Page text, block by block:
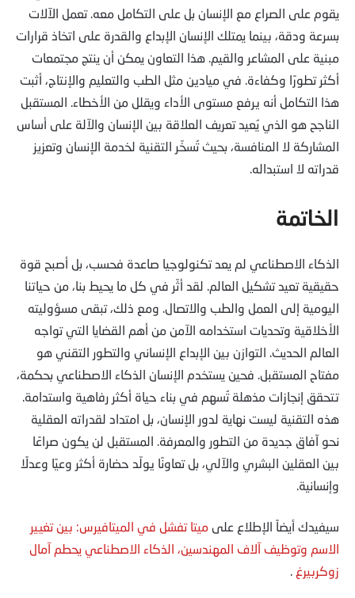
يقوم على الصراع مع الإنسان بل على التكامل معه. تعمل الآلات
بسرعة ودقة، بينما يمتلك الإنسان الإبداع والقدرة على اتخاذ قرارات
مبنية على المشاعر والقيم. هذا التعاون يمكن أن ينتج مجتمعات
أكثر تطورًا وكفاءة. في ميادين مثل الطب والتعليم والإنتاج، أثبت
هذا التكامل أنه يرفع مستوى الأداء ويقلل من الأخطاء. المستقبل
الناجح هو الذي يُعيد تعريف العلاقة بين الإنسان والآلة على أساس
المشاركة لا المنافسة، بحيث تُسخّر التقنية لخدمة الإنسان وتعزيز
قدراته لا استبداله.
الخاتمة
الذكاء الاصطناعي لم يعد تكنولوجيا صاعدة فحسب، بل أصبح قوة
حقيقية تعيد تشكيل العالم. لقد أثّر في كل ما يحيط بنا، من حياتنا
اليومية إلى العمل والطب والاتصال. ومع ذلك، تبقى مسؤوليته
الأخلاقية وتحديات استخدامه الآمن من أهم القضايا التي تواجه
العالم الحديث. التوازن بين الإبداع الإنساني والتطور التقني هو
مفتاح المستقبل. فحين يستخدم الإنسان الذكاء الاصطناعي بحكمة،
تتحقق إنجازات مذهلة تُسهم في بناء حياة أكثر رفاهية واستدامة.
هذه التقنية ليست نهاية لدور الإنسان، بل امتداد لقدراته العقلية
نحو آفاق جديدة من التطور والمعرفة. المستقبل لن يكون صراعًا
بين العقلين البشري والآلي، بل تعاونًا يولّد حضارة أكثر وعيًا وعدلًا
وإنسانية.
سيفيدك أيضاً الإطلاع على ميتا تفشل في الميتافيرس: بين تغيير
الاسم وتوظيف آلاف المهندسين، الذكاء الاصطناعي يحطم آمال
زوكربيرغ .